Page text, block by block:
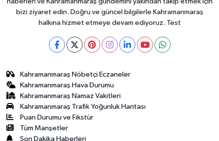
bizi ziyaret edin. Doğru ve güncel bilgilerle Kahramanmaraş
halkına hizmet etmeye devam ediyoruz. Test
Kahramanmaraş Nöbetçi Eczaneler
Kahramanmaraş Hava Durumu
Kahramanmaraş Namaz Vakitleri
Kahramanmaraş Trafik Yoğunluk Haritası
Puan Durumu ve Fikstür
Tüm Manşetler
Son Dakika Haberleri